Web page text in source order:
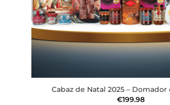
Cabaz de Natal 2025 –
€199.98